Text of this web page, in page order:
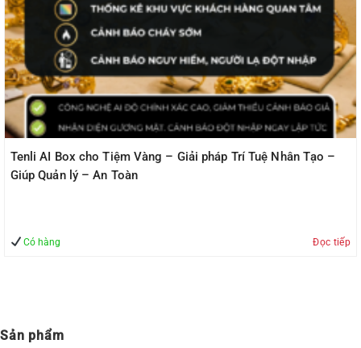
Tenli AI Box cho Tiệm Vàng – Giải pháp Trí Tuệ Nhân Tạo –
Giúp Quản lý – An Toàn
Có hàng Đọc tiếp
Sản phẩm